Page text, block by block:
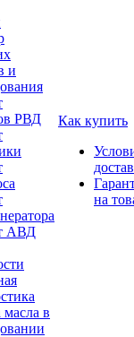
и
РВД
АВД
масла в
Как купить
на